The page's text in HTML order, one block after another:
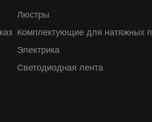
Люстры
Комплектующие для натяжных
Электрика
Светодиодная лента